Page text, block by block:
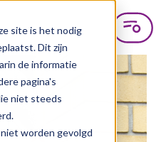
site is het nodig
Dit zijn
de informatie
pagina's
niet steeds
worden gevolgd